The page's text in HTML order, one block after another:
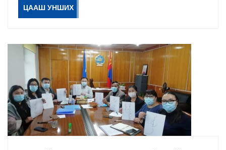
ЦААШ УНШИХ